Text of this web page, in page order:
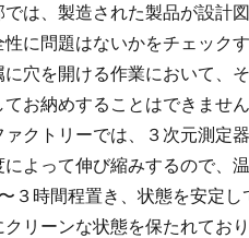
では、製造された製品が設計
に問題はないかをチェックす
に穴を開ける作業において、
お納めすることはできません
クトリーでは、３次元測定
によって伸び縮みするので、
３時間程置き、状態を安定し
リーンな状態を保たれてお